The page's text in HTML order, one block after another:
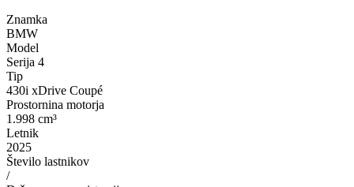
Znamka
BMW
Model
Serija 4
Tip
430i xDrive Coupé
Prostornina motorja
1.998 cm³
Letnik
2025
Število lastnikov
/